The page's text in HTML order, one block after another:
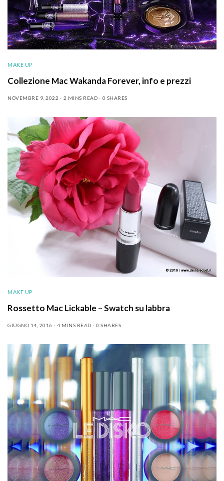
MAKE UP
Collezione Mac Wakanda Forever, info e prezzi
NOVEMBRE 9, 2022 2 MINS READ 0 SHARES
MAKE UP
Rossetto Mac Lickable – Swatch su labbra
GIUGNO 14, 2016 4 MINS READ 0 SHARES